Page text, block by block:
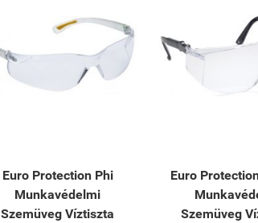
Euro Protection Phi
Munkavédelmi
Szemüveg Víztiszta
Euro
Szemüveg